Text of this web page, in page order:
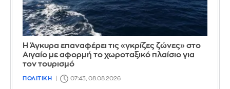
Η Άγκυρα επαναφέρει τις «γκρίζες ζώνες» στο
Αιγαίο με αφορμή το χωροταξικό πλαίσιο για
τον τουρισμό
ΠΟΛΙΤΙΚΗ 07:43, 08.08.2026